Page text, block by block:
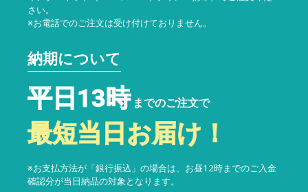
さい。
※お電話でのご注文は受け付けておりません。
納期について
平日13時 までのご注文で
最短当日お届け！
※お支払方法が「銀行振込」の場合は、お昼12時までのご入金
確認分が当日納品の対象となります。